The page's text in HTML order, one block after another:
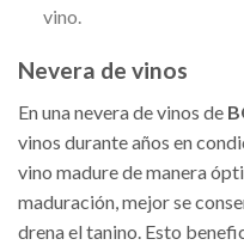
vino.
Nevera de vinos
En una nevera de vinos de
vinos durante años en
vino madure de manera
maduración, mejor se
drena el tanino. Esto